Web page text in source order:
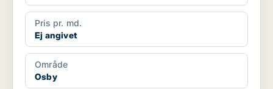
Pris pr. md.
Ej angivet
Område
Osby